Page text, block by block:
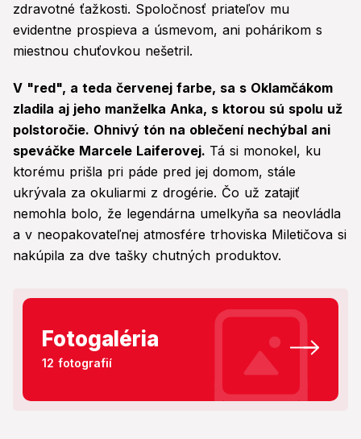
zdravotné ťažkosti. Spoločnosť priateľov mu
evidentne prospieva a úsmevom, ani pohárikom s
miestnou chuťovkou nešetril.
V "red", a teda červenej farbe, sa s Oklamčákom
zladila aj jeho manželka Anka, s ktorou sú spolu už
polstoročie. Ohnivý tón na oblečení nechýbal ani
speváčke Marcele Laiferovej. Tá si monokel, ku
ktorému prišla pri páde pred jej domom, stále
ukrývala za okuliarmi z drogérie. Čo už zatajiť
nemohla bolo, že legendárna umelkyňa sa neovládla
a v neopakovateľnej atmosfére trhoviska Miletičova si
nakúpila za dve tašky chutných produktov.
Fotogaléria
12 fotografií